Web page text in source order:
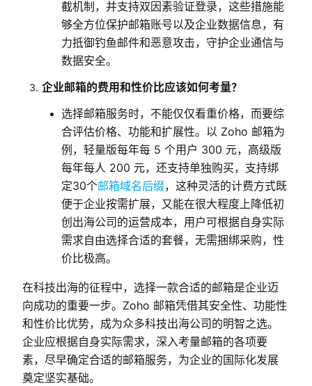
截机制，并支持双因素验证登录，这些措施能
够全方位保护邮箱账号以及企业数据信息，有
力抵御钓鱼邮件和恶意攻击，守护企业通信与
数据安全。
企业邮箱的费用和性价比应该如何考量？
选择邮箱服务时，不能仅仅看重价格，而要综
合评估价格、功能和扩展性。以 Zoho 邮箱为
例，轻量版每年每 5 个用户 300 元，高级版
每年每人 200 元，还支持单独购买，支持绑
定30个邮箱域名后缀，这种灵活的计费方式既
便于企业按需扩展，又能在很大程度上降低初
创出海公司的运营成本，用户可根据自身实际
需求自由选择合适的套餐，无需捆绑采购，性
价比极高。
在科技出海的征程中，选择一款合适的邮箱是企业迈
向成功的重要一步。Zoho 邮箱凭借其安全性、功能性
和性价比优势，成为众多科技出海公司的明智之选。
企业应根据自身实际需求，深入考量邮箱的各项要
素，尽早确定合适的邮箱服务，为企业的国际化发展
奠定坚实基础。